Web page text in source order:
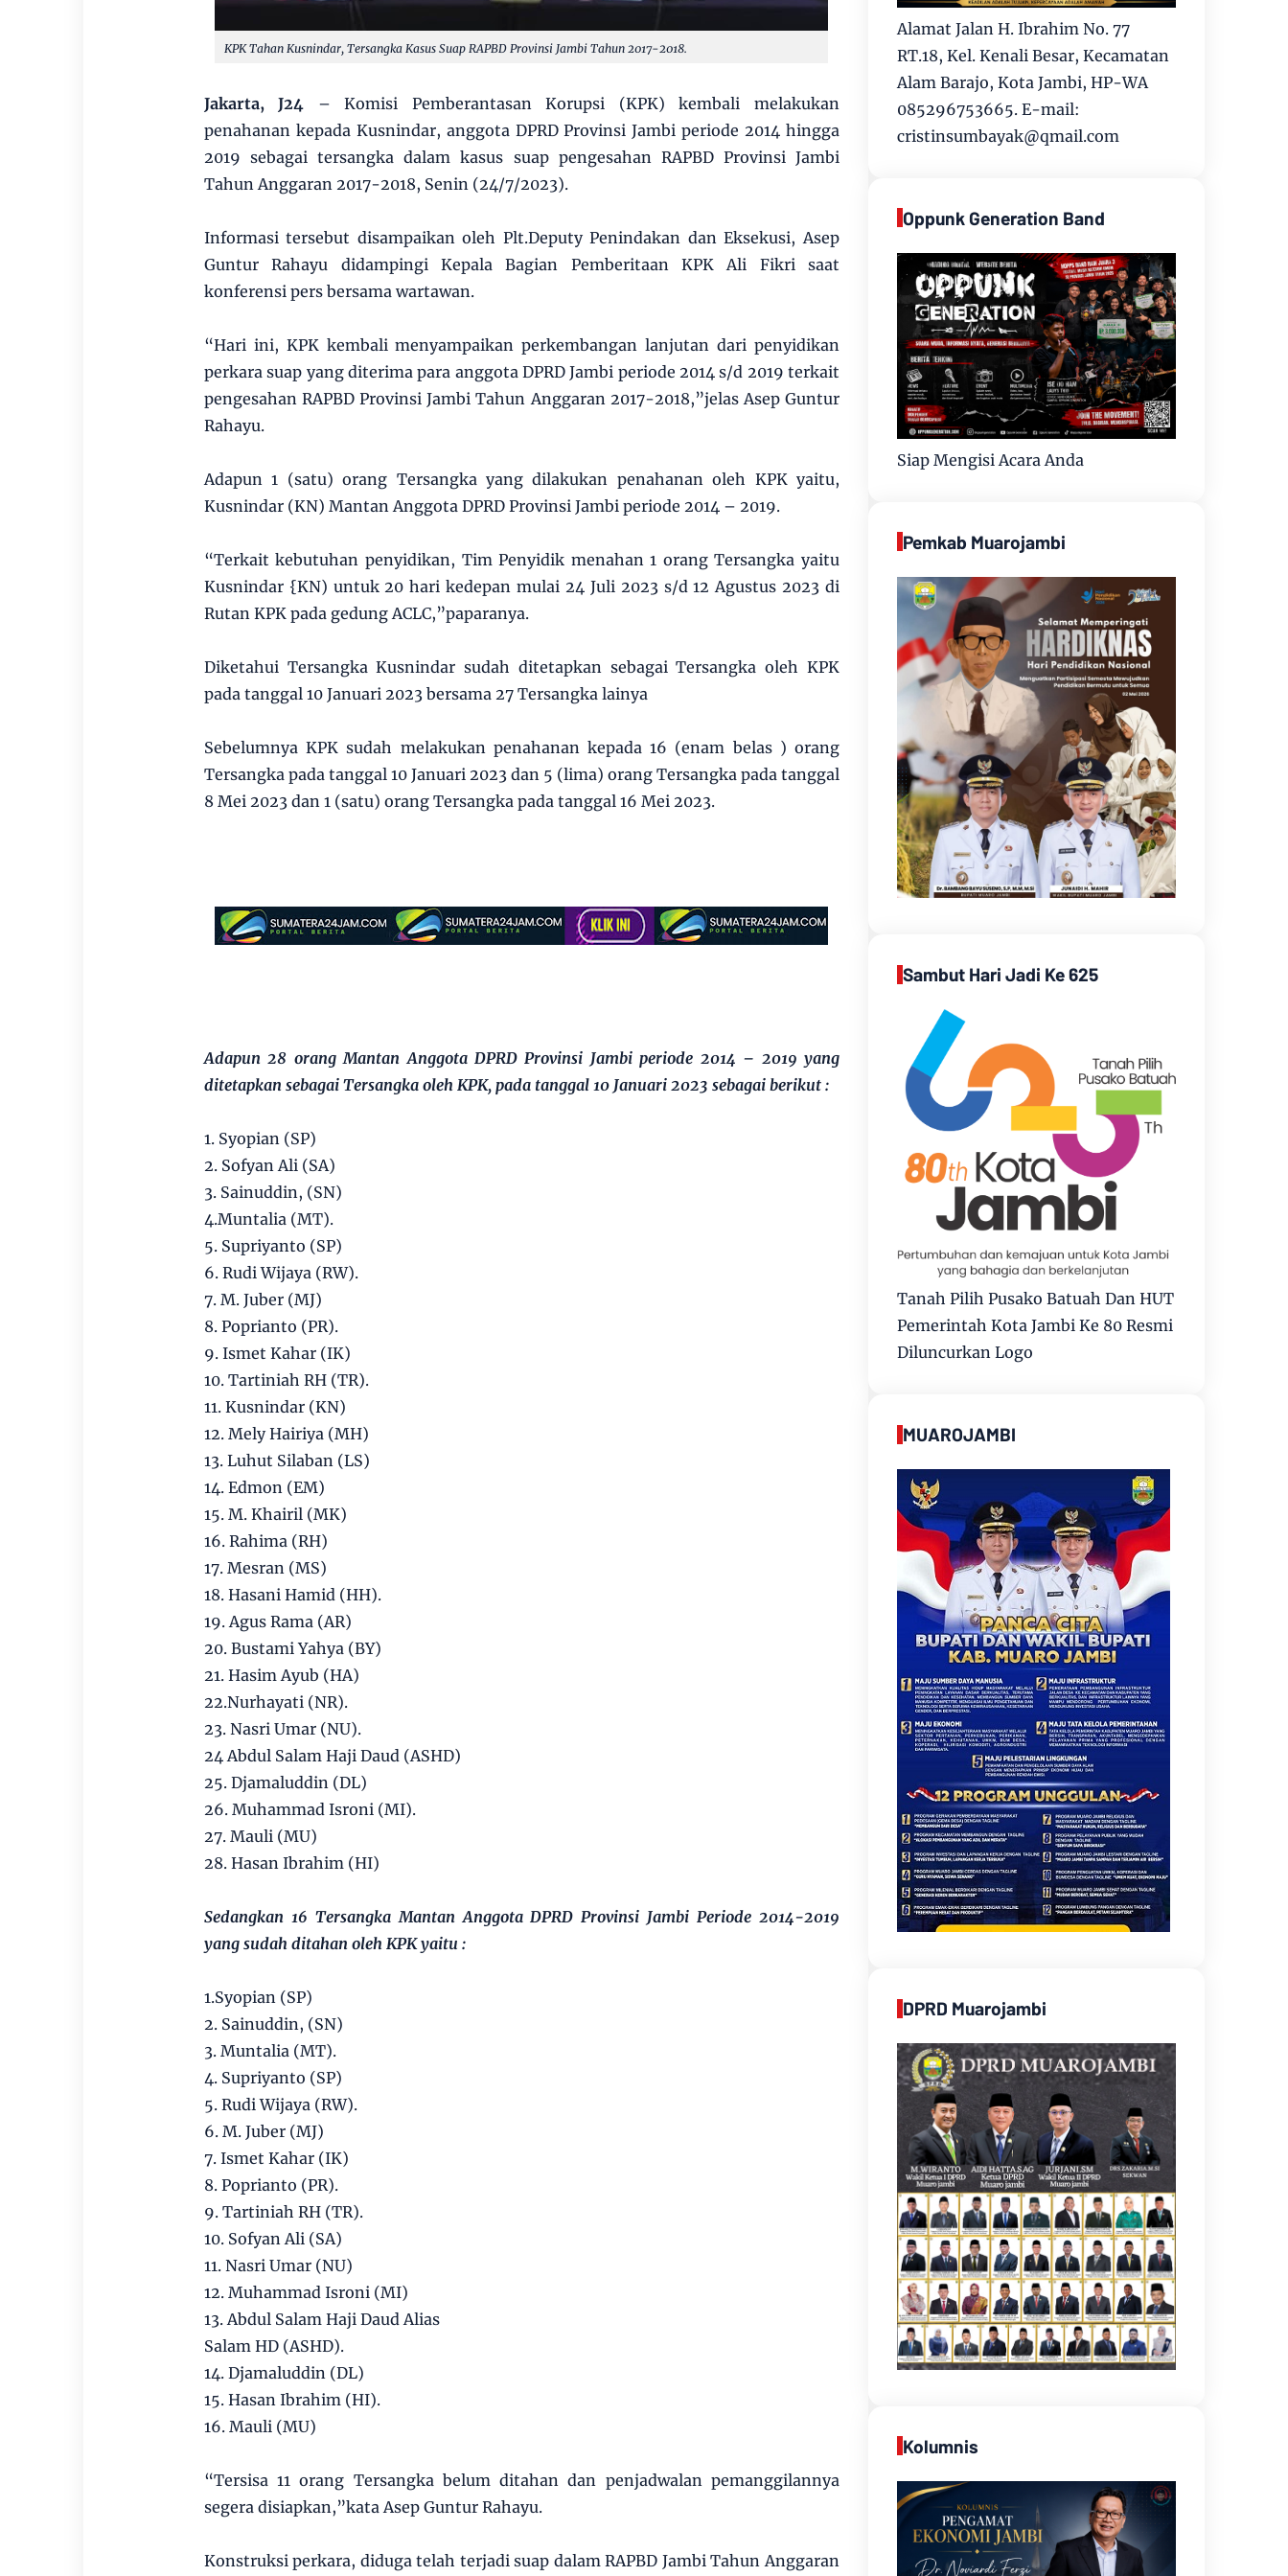
KPK Tahan Kusnindar, Tersangka Kasus Suap RAPBD Provinsi Jambi Tahun 2017-2018.
Jakarta, J24 – Komisi Pemberantasan Korupsi (KPK) kembali melakukan
penahanan kepada Kusnindar, anggota DPRD Provinsi Jambi periode 2014 hingga
2019 sebagai tersangka dalam kasus suap pengesahan RAPBD Provinsi Jambi
Tahun Anggaran 2017-2018, Senin (24/7/2023).
Informasi tersebut disampaikan oleh Plt.Deputy Penindakan dan Eksekusi, Asep
Guntur Rahayu didampingi Kepala Bagian Pemberitaan KPK Ali Fikri saat
konferensi pers bersama wartawan.
“Hari ini, KPK kembali menyampaikan perkembangan lanjutan dari penyidikan
perkara suap yang diterima para anggota DPRD Jambi periode 2014 s/d 2019 terkait
pengesahan RAPBD Provinsi Jambi Tahun Anggaran 2017-2018,”jelas Asep Guntur
Rahayu.
Adapun 1 (satu) orang Tersangka yang dilakukan penahanan oleh KPK yaitu,
Kusnindar (KN) Mantan Anggota DPRD Provinsi Jambi periode 2014 – 2019.
“Terkait kebutuhan penyidikan, Tim Penyidik menahan 1 orang Tersangka yaitu
Kusnindar {KN) untuk 20 hari kedepan mulai 24 Juli 2023 s/d 12 Agustus 2023 di
Rutan KPK pada gedung ACLC,”paparanya.
Diketahui Tersangka Kusnindar sudah ditetapkan sebagai Tersangka oleh KPK
pada tanggal 10 Januari 2023 bersama 27 Tersangka lainya
Sebelumnya KPK sudah melakukan penahanan kepada 16 (enam belas ) orang
Tersangka pada tanggal 10 Januari 2023 dan 5 (lima) orang Tersangka pada tanggal
8 Mei 2023 dan 1 (satu) orang Tersangka pada tanggal 16 Mei 2023.
Adapun 28 orang Mantan Anggota DPRD Provinsi Jambi periode 2014 – 2019 yang
ditetapkan sebagai Tersangka oleh KPK, pada tanggal 10 Januari 2023 sebagai berikut :
1. Syopian (SP)
2. Sofyan Ali (SA)
3. Sainuddin, (SN)
4.Muntalia (MT).
5. Supriyanto (SP)
6. Rudi Wijaya (RW).
7. M. Juber (MJ)
8. Poprianto (PR).
9. Ismet Kahar (IK)
10. Tartiniah RH (TR).
11. Kusnindar (KN)
12. Mely Hairiya (MH)
13. Luhut Silaban (LS)
14. Edmon (EM)
15. M. Khairil (MK)
16. Rahima (RH)
17. Mesran (MS)
18. Hasani Hamid (HH).
19. Agus Rama (AR)
20. Bustami Yahya (BY)
21. Hasim Ayub (HA)
22.Nurhayati (NR).
23. Nasri Umar (NU).
24 Abdul Salam Haji Daud (ASHD)
25. Djamaluddin (DL)
26. Muhammad Isroni (MI).
27. Mauli (MU)
28. Hasan Ibrahim (HI)
Sedangkan 16 Tersangka Mantan Anggota DPRD Provinsi Jambi Periode 2014-2019
yang sudah ditahan oleh KPK yaitu :
1.Syopian (SP)
2. Sainuddin, (SN)
3. Muntalia (MT).
4. Supriyanto (SP)
5. Rudi Wijaya (RW).
6. M. Juber (MJ)
7. Ismet Kahar (IK)
8. Poprianto (PR).
9. Tartiniah RH (TR).
10. Sofyan Ali (SA)
11. Nasri Umar (NU)
12. Muhammad Isroni (MI)
13. Abdul Salam Haji Daud Alias
Salam HD (ASHD).
14. Djamaluddin (DL)
15. Hasan Ibrahim (HI).
16. Mauli (MU)
“Tersisa 11 orang Tersangka belum ditahan dan penjadwalan pemanggilannya
segera disiapkan,”kata Asep Guntur Rahayu.
Konstruksi perkara, diduga telah terjadi suap dalam RAPBD Jambi Tahun Anggaran
Alamat Jalan H. Ibrahim No. 77
RT.18, Kel. Kenali Besar, Kecamatan
Alam Barajo, Kota Jambi, HP-WA
085296753665. E-mail:
cristinsumbayak@qmail.com
Oppunk Generation Band
Siap Mengisi Acara Anda
Pemkab Muarojambi
Sambut Hari Jadi Ke 625
Tanah Pilih Pusako Batuah Dan HUT
Pemerintah Kota Jambi Ke 80 Resmi
Diluncurkan Logo
MUAROJAMBI
DPRD Muarojambi
Kolumnis